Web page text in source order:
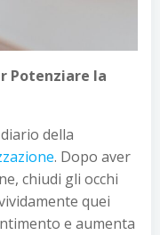
Potenziare la
della
. Dopo aver
chiudi gli occhi
quei
e aumenta